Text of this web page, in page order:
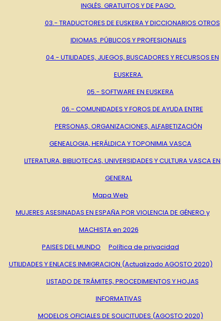
INGLÉS. GRATUITOS Y DE PAGO.
03.- TRADUCTORES DE EUSKERA Y DICCIONARIOS OTROS
IDIOMAS. PÚBLICOS Y PROFESIONALES
04.- UTILIDADES, JUEGOS, BUSCADORES Y RECURSOS EN
EUSKERA.
05.- SOFTWARE EN EUSKERA
06.- COMUNIDADES Y FOROS DE AYUDA ENTRE
PERSONAS, ORGANIZACIONES, ALFABETIZACIÓN
GENEALOGIA, HERÁLDICA Y TOPONIMIA VASCA
LITERATURA, BIBLIOTECAS, UNIVERSIDADES Y CULTURA VASCA EN
GENERAL
Mapa Web
MUJERES ASESINADAS EN ESPAÑA POR VIOLENCIA DE GÉNERO y
MACHISTA en 2026
PAISES DEL MUNDO
Política de privacidad
UTILIDADES Y ENLACES INMIGRACION (Actualizado AGOSTO 2020)
LISTADO DE TRÁMITES, PROCEDIMIENTOS Y HOJAS
INFORMATIVAS
MODELOS OFICIALES DE SOLICITUDES (AGOSTO 2020)